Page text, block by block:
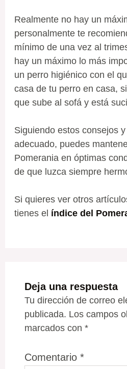
Realmente no hay un
personalmente te
mínimo de una vez al
hay un máximo lo más
un perro higiénico con el
casa de tu perro en casa,
que sube al sofá y está
Siguiendo estos consejos
adecuado, puedes
Pomerania en óptimas
de que luzca siempre
Si quieres ver otros
tienes el índice del
Deja una respuesta
Tu dirección de correo
publicada. Los campos
marcados con*
Comentario*